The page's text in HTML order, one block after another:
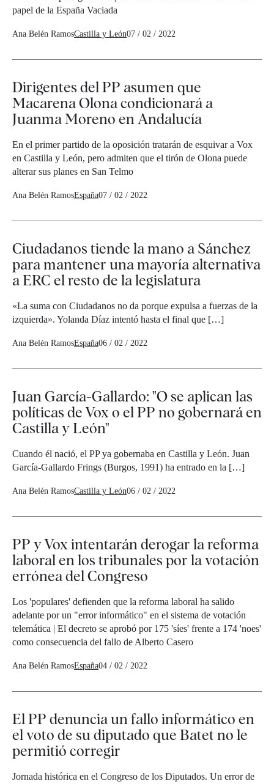
papel de la España Vaciada
Ana Belén RamosCastilla y León07 / 02 / 2022
Dirigentes del PP asumen que
Macarena Olona condicionará a
Juanma Moreno en Andalucía
En el primer partido de la oposición tratarán de esquivar a Vox
en Castilla y León, pero admiten que el tirón de Olona puede
alterar sus planes en San Telmo
Ana Belén RamosEspaña07 / 02 / 2022
Ciudadanos tiende la mano a Sánchez
para mantener una mayoría alternativa
a ERC el resto de la legislatura
«La suma con Ciudadanos no da porque expulsa a fuerzas de la
izquierda». Yolanda Díaz intentó hasta el final que […]
Ana Belén RamosEspaña06 / 02 / 2022
Juan García-Gallardo: "O se aplican las
políticas de Vox o el PP no gobernará en
Castilla y León"
Cuando él nació, el PP ya gobernaba en Castilla y León. Juan
García-Gallardo Frings (Burgos, 1991) ha entrado en la […]
Ana Belén RamosCastilla y León06 / 02 / 2022
PP y Vox intentarán derogar la reforma
laboral en los tribunales por la votación
errónea del Congreso
Los 'populares' defienden que la reforma laboral ha salido
adelante por un "error informático" en el sistema de votación
telemática | El decreto se aprobó por 175 'síes' frente a 174 'noes'
como consecuencia del fallo de Alberto Casero
Ana Belén RamosEspaña04 / 02 / 2022
El PP denuncia un fallo informático en
el voto de su diputado que Batet no le
permitió corregir
Jornada histórica en el Congreso de los Diputados. Un error de